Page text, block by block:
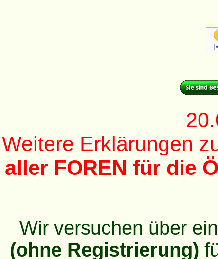
Weitere Erklärungen
aller FOREN für die
Wir versuchen über
(ohne Registrierung)